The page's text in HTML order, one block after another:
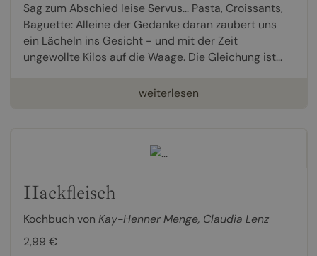
Sag zum Abschied leise Servus... Pasta, Croissants,
Baguette: Alleine der Gedanke daran zaubert uns
ein Lächeln ins Gesicht - und mit der Zeit
ungewollte Kilos auf die Waage. Die Gleichung ist...
weiterlesen
Hackfleisch
Kochbuch von Kay-Henner Menge, Claudia Lenz
2,99 €